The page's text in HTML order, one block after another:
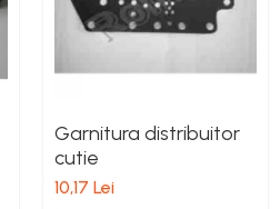
Garnitura distribuitor
cutie
10,17 Lei